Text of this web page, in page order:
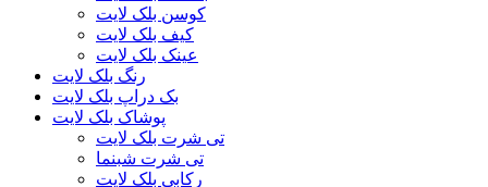
کوسن بلک لایت
کیف بلک لایت
عینک بلک لایت
رنگ بلک لایت
بک دراپ بلک لایت
پوشاک بلک لایت
تی شرت بلک لایت
تی شرت شبنما
رکابی بلک لایت